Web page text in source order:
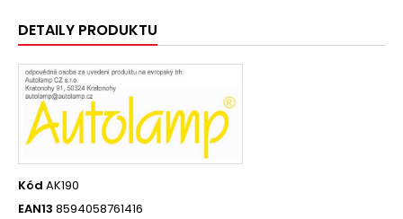
DETAILY PRODUKTU
Kód AK190
EAN13 8594058761416